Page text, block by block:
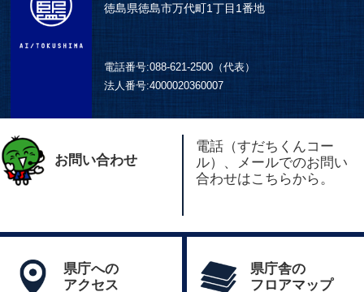
徳島県徳島市万代町1丁目1番地
電話番号:088-621-2500（代表）
法人番号:4000020360007
お問い合わせ
電話（すだちくんコー
ル）、メールでのお問い
合わせはこちらから。
県庁への
アクセス
県庁舎の
フロアマップ